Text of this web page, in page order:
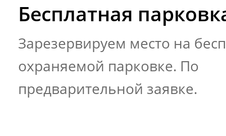
Бесплатная
Зарезервируем место на
охраняемой парковке. По
предварительной заявке.